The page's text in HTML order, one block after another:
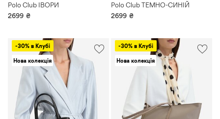
Polo Club ІВОРИ
2699 ₴
Polo Club ТЕМНО-СИНІЙ
2699 ₴
-30% в Клубі
Нова колекція
-30% в Клубі
Нова колекція